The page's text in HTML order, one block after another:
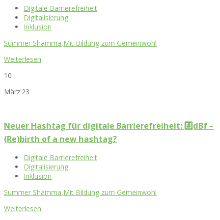
Digitale Barrierefreiheit
Digitalisierung
Inklusion
Summer Shamma,Mit Bildung zum Gemeinwohl
Weiterlesen
10
März'23
Neuer Hashtag für digitale Barrierefreiheit: #️⃣dBf –
(Re)birth of a new hashtag?
Digitale Barrierefreiheit
Digitalisierung
Inklusion
Summer Shamma,Mit Bildung zum Gemeinwohl
Weiterlesen